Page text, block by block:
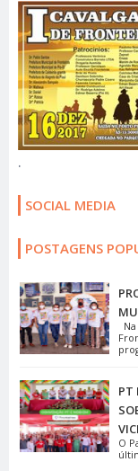
.
SOCIAL MEDIA
POSTAGENS
PT
O